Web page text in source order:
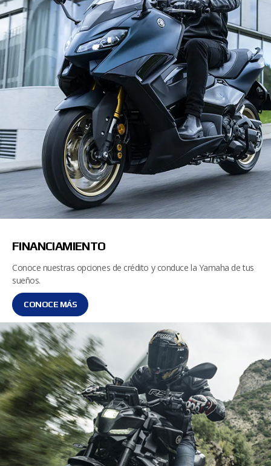
FINANCIAMIENTO
Conoce nuestras opciones de crédito y conduce la Yamaha de tus
sueños.
CONOCE MÁS